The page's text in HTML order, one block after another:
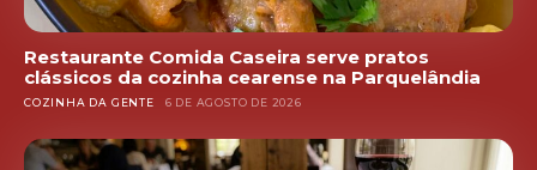
Restaurante Comida Caseira serve pratos
clássicos da cozinha cearense na Parquelândia
COZINHA DA GENTE 6 DE AGOSTO DE 2026